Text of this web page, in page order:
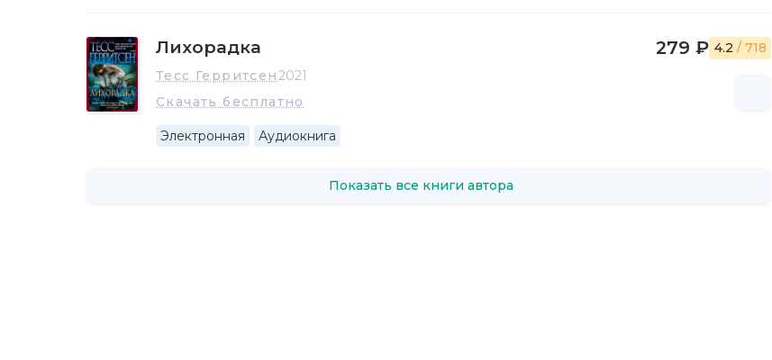
Лихорадка
Тесс Герритсен2021
Скачать бесплатно
Электронная Аудиокнига
279 ₽ 4.2 / 718
Показать все книги автора